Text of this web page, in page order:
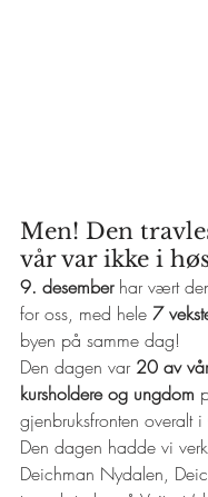
Men! Den
vår var ikke i
9. desember har vært
for oss, med hele 7
byen på samme dag!
Den dagen var 20 av
kursholdere og ungdom
gjenbruksfronten overalt
Den dagen hadde vi
Deichman Nydalen,